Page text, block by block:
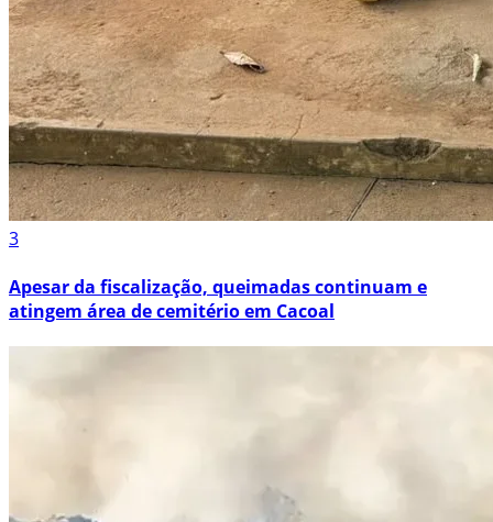
3
Apesar da fiscalização, queimadas continuam e
atingem área de cemitério em Cacoal